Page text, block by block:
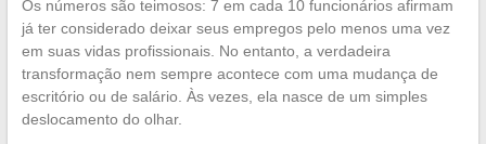
Os números são teimosos: 7 em cada 10 funcionários afirmam
já ter considerado deixar seus empregos pelo menos uma vez
em suas vidas profissionais. No entanto, a verdadeira
transformação nem sempre acontece com uma mudança de
escritório ou de salário. Às vezes, ela nasce de um simples
deslocamento do olhar.